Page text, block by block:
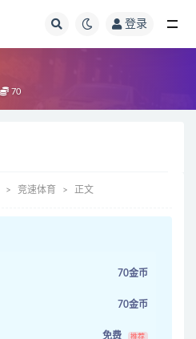
登录
70
竞速体育 正文
70金币
70金币
免费 推荐